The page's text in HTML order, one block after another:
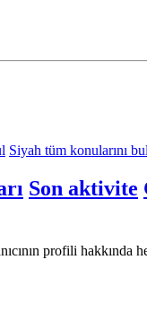
Siyah tüm konularını bul
Son aktivite
profili hakkında